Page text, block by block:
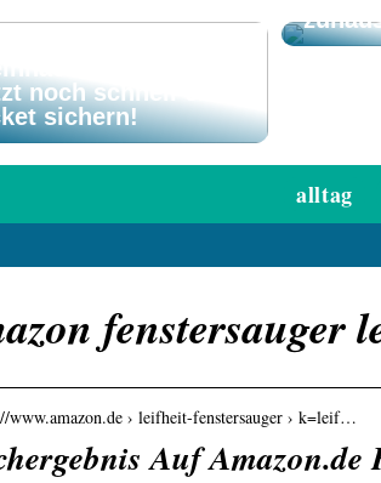
–
noch schnell ein
sichern!
alltag
fenstersauger
www.amazon.de › leifheit-fenstersauger › k=leif…
Auf